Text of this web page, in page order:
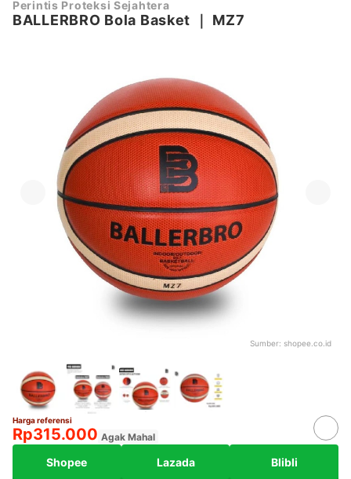
Perintis Proteksi Sejahtera
BALLERBRO Bola Basket MZ7
Sumber: shopee.co.id
Harga referensi
Rp315.000 Agak Mahal
Shopee Lazada Blibli